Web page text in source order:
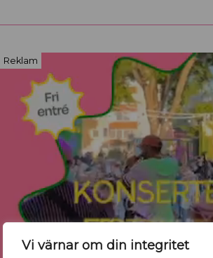
Vi värnar om din integritet
Reklam